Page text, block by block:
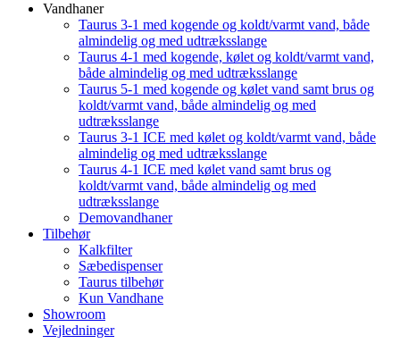
Vandhaner
Taurus 3-1 med kogende og koldt/varmt vand, både
almindelig og med udtræksslange
Taurus 4-1 med kogende, kølet og koldt/varmt vand,
både almindelig og med udtræksslange
Taurus 5-1 med kogende og kølet vand samt brus og
koldt/varmt vand, både almindelig og med
udtræksslange
Taurus 3-1 ICE med kølet og koldt/varmt vand, både
almindelig og med udtræksslange
Taurus 4-1 ICE med kølet vand samt brus og
koldt/varmt vand, både almindelig og med
udtræksslange
Demovandhaner
Tilbehør
Kalkfilter
Sæbedispenser
Taurus tilbehør
Kun Vandhane
Showroom
Vejledninger